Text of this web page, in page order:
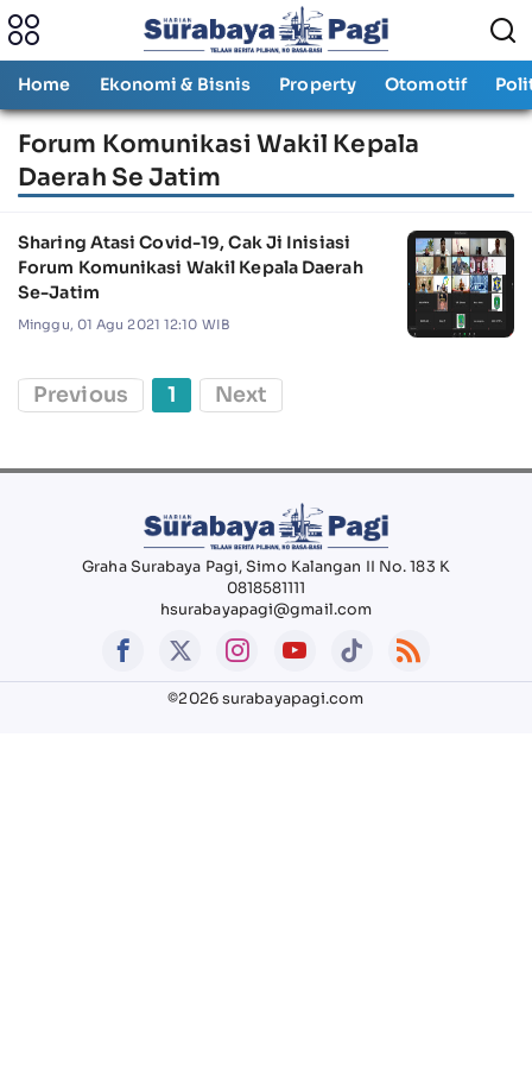
Home Ekonomi & Bisnis Property Otomotif
Forum Komunikasi Wakil Kepala
Daerah Se Jatim
Sharing Atasi Covid-19, Cak Ji Inisiasi
Forum Komunikasi Wakil Kepala Daerah
Se-Jatim
Minggu, 01 Agu 2021 12:10 WIB
Previous 1 Next
Graha Surabaya Pagi, Simo Kalangan II No. 183 K
0818581111
hsurabayapagi@gmail.com
©2026 surabayapagi.com